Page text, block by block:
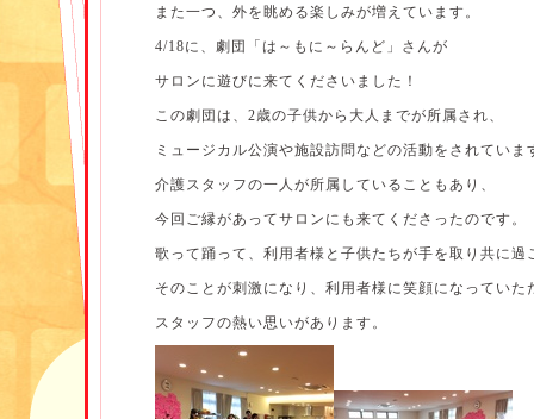
また一つ、外を眺める楽しみが増えています。
4/18に、劇団「は～もに～らんど」さんが
サロンに遊びに来てくださいました！
この劇団は、2歳の子供から大人までが所属され、
ミュージカル公演や施設訪問などの活動をされていま
介護スタッフの一人が所属していることもあり、
今回ご縁があってサロンにも来てくださったのです。
歌って踊って、利用者様と子供たちが手を取り共に過
そのことが刺激になり、利用者様に笑顔になっていた
スタッフの熱い思いがあります。